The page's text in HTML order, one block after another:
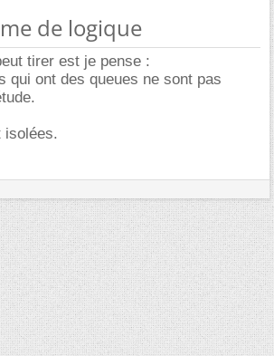
de logique
tirer est je pense :
qui ont des queues ne sont pas
isolées.